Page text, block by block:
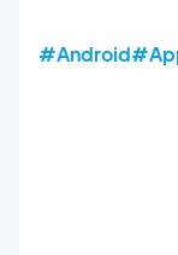
#Android